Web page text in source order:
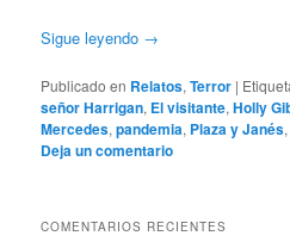
Sigue leyendo →
Publicado en Relatos,Terror |
señor Harrigan, El visitante,Holly
Mercedes,pandemia, Plaza y Janés
Deja un comentario
COMENTARIOS RECIENTES